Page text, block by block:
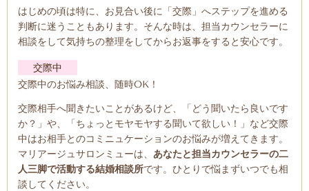
はじめの頃は特に、お見合い後に「交際」へステップを進める
判断に迷うこともあります。そんな時は、担当カウンセラーに
相談をして気持ちの整理をしてからお返事をすると安心です。
交際中
交際中のお悩み相談、随時OK！
交際相手へ聞きたいことがあるけど、「どう聞いたら良いです
か？」や、「ちょっとモヤモヤする聞いて欲しい！」など交際
中はお相手とのコミニュケーションのお悩みが増えてきます。
マリアージュサロンミューは、 あなたと担当カウンセラーの二
人三脚で活動する結婚相談所です。ひとりで悩まずいつでも相
談してください。